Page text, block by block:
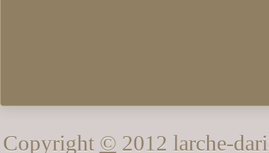
Copyright © 2012 larche-